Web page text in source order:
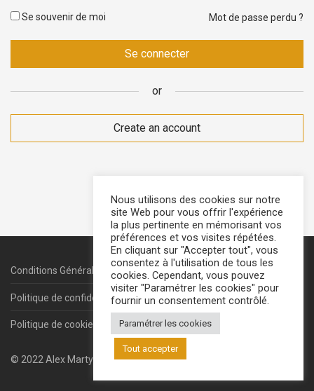
Se souvenir de moi Mot de passe perdu ?
Se connecter
or
Create an account
Vos données personnelles seront utilisées pour vous
votre compte, et pour d’autres raisons décrites dans notre
politique de confidentialité.
S’inscrire
Conditions Générales de ventes
Politique de confidentialité
Politique de cookies
© 2022 Alex Marty - Photos :Laurent Frezouls
Nous utilisons des cookies sur notre
site Web pour vous offrir l'expérience
la plus pertinente en mémorisant vos
préférences et vos visites répétées.
En cliquant sur "Accepter tout", vous
consentez à l'utilisation de tous les
cookies. Cependant, vous pouvez
visiter "Paramétrer les cookies" pour
fournir un consentement contrôlé.
Paramétrer les cookies
Tout accepter